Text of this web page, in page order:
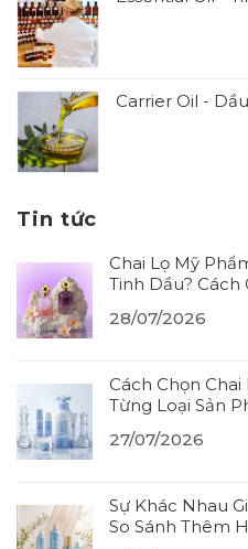
Carrier Oil -
Tin tức
Chai Lọ Mỹ
Tinh Dầu? Cách
28/07/2026
Cách Chọn
Từng Loại Sản
27/07/2026
Sự Khác Nhau
So Sánh Thêm